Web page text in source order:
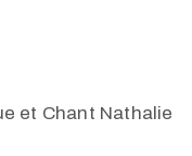
et Chant Nathalie